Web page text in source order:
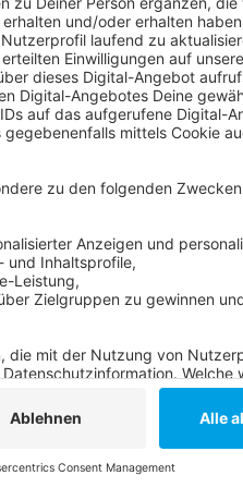
sich selbst befreien und
es
seines Bekannten an
mit Messern angegriffen
eingerichtet.